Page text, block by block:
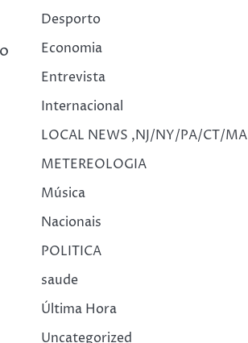
Desporto
Economia
Entrevista
Internacional
LOCAL NEWS ,NJ/NY/PA/CT/MA
METEREOLOGIA
Música
Nacionais
POLITICA
saude
Última Hora
Uncategorized